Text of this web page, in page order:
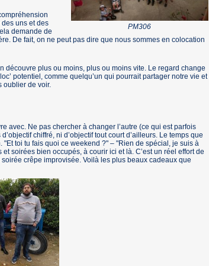
PM306
uns et des
demande de
De fait, on ne peut pas dire que nous sommes en colocation
découvre plus ou moins, plus ou moins vite. Le regard change
potentiel, comme quelqu’un qui pourrait partager notre vie et
oublier de voir.
avec. Ne pas chercher à changer l’autre (ce qui est parfois
chiffré, ni d’objectif tout court d’ailleurs. Le temps que
"Et toi tu fais quoi ce weekend ?" – "Rien de spécial, je suis à
soirées bien occupés, à courir ici et là. C’est un réel effort de
crêpe improvisée. Voilà les plus beaux cadeaux que